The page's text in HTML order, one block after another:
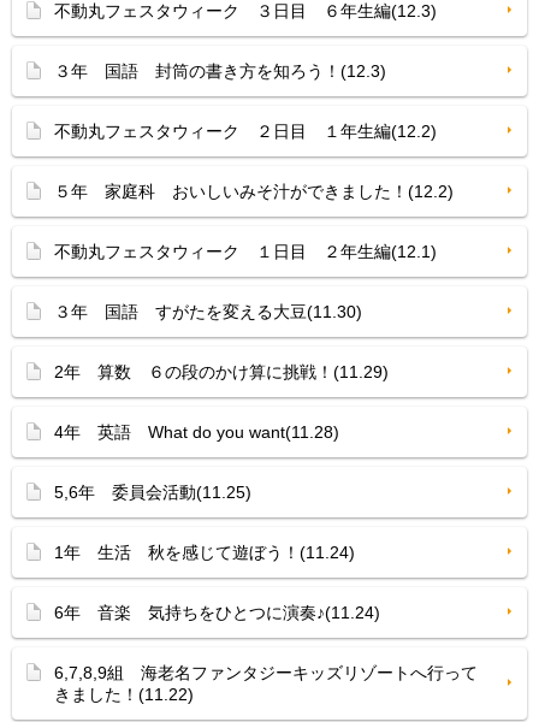
不動丸フェスタウィーク ３日目 ６年生編(12.3)
３年 国語 封筒の書き方を知ろう！(12.3)
不動丸フェスタウィーク ２日目 １年生編(12.2)
５年 家庭科 おいしいみそ汁ができました！(12.2)
不動丸フェスタウィーク １日目 ２年生編(12.1)
３年 国語 すがたを変える大豆(11.30)
2年 算数 ６の段のかけ算に挑戦！(11.29)
4年 英語 What do you want(11.28)
5,6年 委員会活動(11.25)
1年 生活 秋を感じて遊ぼう！(11.24)
6年 音楽 気持ちをひとつに演奏♪(11.24)
6,7,8,9組 海老名ファンタジーキッズリゾートへ行って
きました！(11.22)